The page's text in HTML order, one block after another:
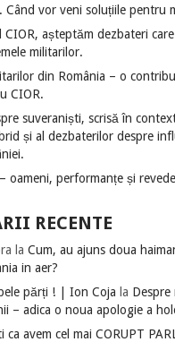
Când vor veni soluțiile pentru
CIOR, așteptăm dezbateri
militarilor.
din România – o
CIOR.
suveraniști, scrisă în
și al dezbaterilor despre
oameni, performanțe și
RECENTE
la Cum, au ajuns doua
in aer?
părți ! | Ion Coja la Despre
– adica o noua apologie a
ca avem cel mai CORUPT